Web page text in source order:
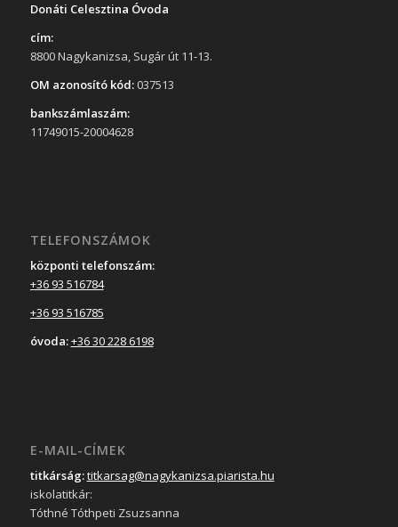
Donáti Celesztina Óvoda
cím:
8800 Nagykanizsa, Sugár út 11-13.
OM azonosító kód:037513
bankszámlaszám:
11749015-20004628
TELEFONSZÁMOK
központi telefonszám:
+36 93 516784
+36 93 516785
óvoda:+36 30 228 6198
E-MAIL-CÍMEK
titkárság:titkarsag@nagykanizsa.piarista.hu
iskolatitkár:
Tóthné Tóthpeti Zsuzsanna